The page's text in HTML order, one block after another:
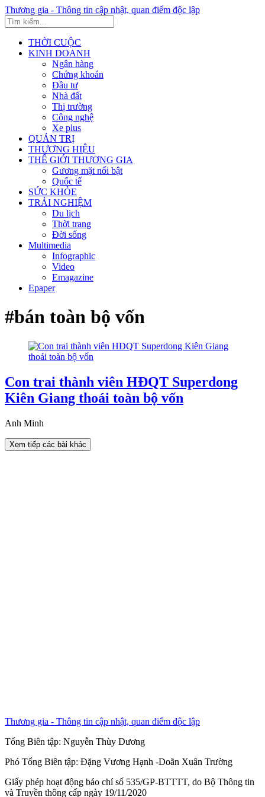
Thương gia - Thông tin cập nhật, quan điểm độc lập
THỜI CUỘC
KINH DOANH
Ngân hàng
Chứng khoán
Đầu tư
Nhà đất
Thị trường
Công nghệ
Xe plus
QUẢN TRỊ
THƯƠNG HIỆU
THẾ GIỚI THƯƠNG GIA
Gương mặt nổi bật
Quốc tế
SỨC KHỎE
TRẢI NGHIỆM
Du lịch
Thời trang
Đời sống
Multimedia
Infographic
Video
Emagazine
Epaper
#bán toàn bộ vốn
Con trai thành viên HĐQT Superdong
Kiên Giang thoái toàn bộ vốn
Anh Minh
Xem tiếp các bài khác
Thương gia - Thông tin cập nhật, quan điểm độc lập
Tổng Biên tập: Nguyễn Thùy Dương
Phó Tổng Biên tập: Đặng Vương Hạnh -Doãn Xuân Trường
Giấy phép hoạt động báo chí số 535/GP-BTTTT, do Bộ Thông tin
và Truyền thông cấp ngày 19/11/2020